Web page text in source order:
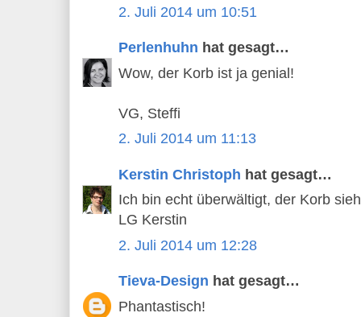
2. Juli 2014 um 10:51
Perlenhuhn hat gesagt…
Wow, der Korb ist ja genial!
VG, Steffi
2. Juli 2014 um 11:13
Kerstin Christoph hat gesagt…
Ich bin echt überwältigt, der Korb
LG Kerstin
2. Juli 2014 um 12:28
Tieva-Design hat gesagt…
Phantastisch!